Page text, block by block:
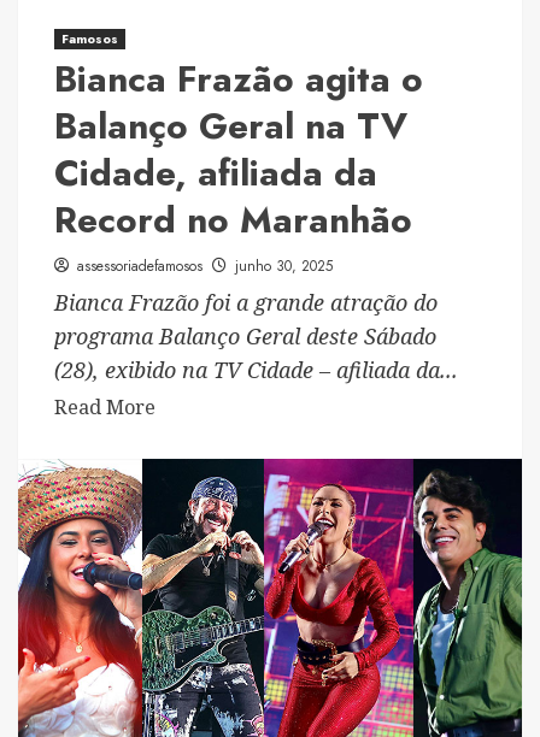
Famosos
Bianca Frazão agita o
Balanço Geral na TV
Cidade, afiliada da
Record no Maranhão
assessoriadefamosos junho 30, 2025
Bianca Frazão foi a grande atração do
programa Balanço Geral deste Sábado
(28), exibido na TV Cidade – afiliada da...
Read More
about
Bianca
Frazão
agita
o
Balanço
Geral
na
TV